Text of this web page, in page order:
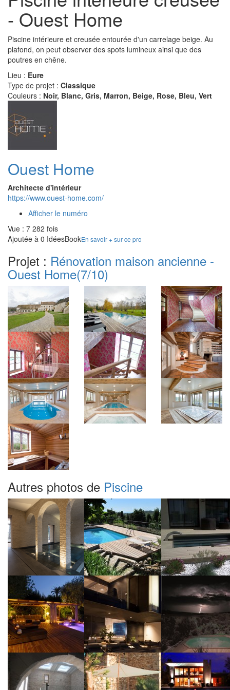
- Ouest Home
Piscine intérieure et creusée entourée d'un carrelage beige. Au
plafond, on peut observer des spots lumineux ainsi que des
poutres en chêne.
Lieu : Eure
Type de projet : Classique
Couleurs : Noir, Blanc, Gris, Marron, Beige, Rose, Bleu, Vert
Ouest Home
Architecte d'intérieur
https://www.ouest-home.com/
Afficher le numéro
Vue : 7 282 fois
Ajoutée à 0 IdéesBookEn savoir + sur ce pro
Projet : Rénovation maison ancienne -
Ouest Home(7/10)
Autres photos de Piscine